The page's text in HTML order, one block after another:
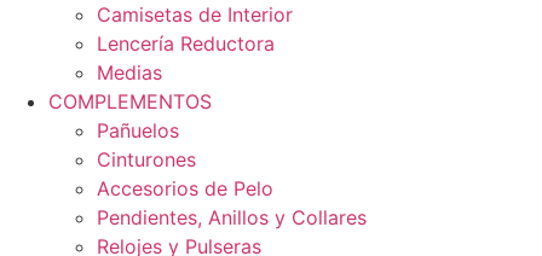
Camisetas de Interior
Lencería Reductora
Medias
COMPLEMENTOS
Pañuelos
Cinturones
Accesorios de Pelo
Pendientes, Anillos y Collares
Relojes y Pulseras